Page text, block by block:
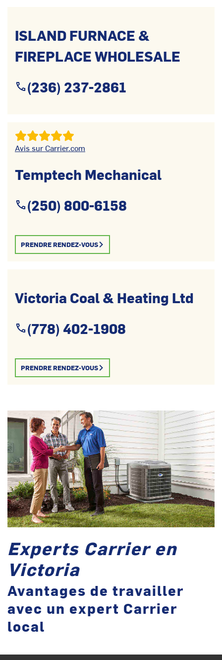
ISLAND FURNACE &
FIREPLACE WHOLESALE
(236) 237-2861
Avis sur Carrier.com
Temptech Mechanical
(250) 800-6158
PRENDRE RENDEZ-VOUS
Victoria Coal & Heating Ltd
(778) 402-1908
PRENDRE RENDEZ-VOUS
Experts Carrier en
Victoria
Avantages de travailler
avec un expert Carrier
local